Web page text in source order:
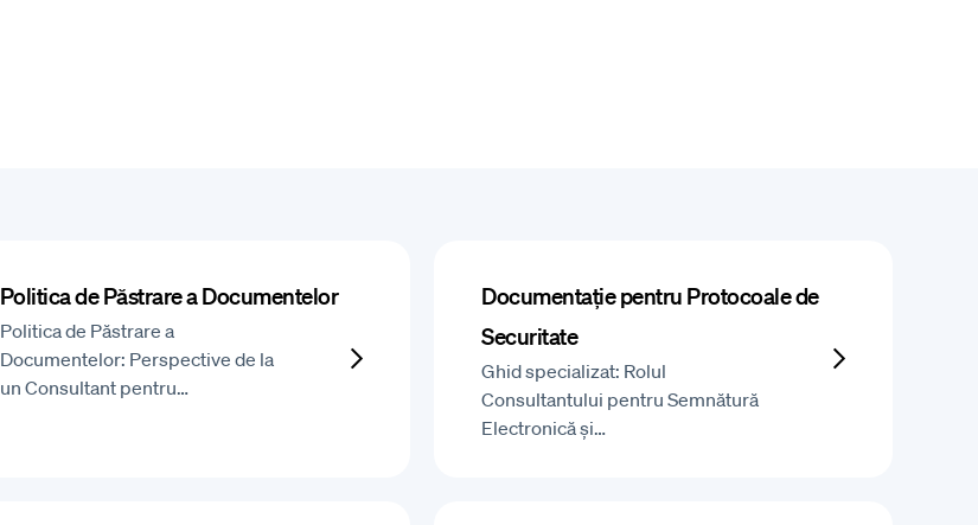
Politica de Păstrare a Documentelor
Politica de Păstrare a
Documentelor: Perspective de la
un Consultant pentru…
Documentație pentru Protocoale de
Securitate
Ghid specializat: Rolul
Consultantului pentru Semnătură
Electronică și…